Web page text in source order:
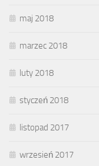
maj 2018
marzec 2018
luty 2018
styczeń 2018
listopad 2017
wrzesień 2017